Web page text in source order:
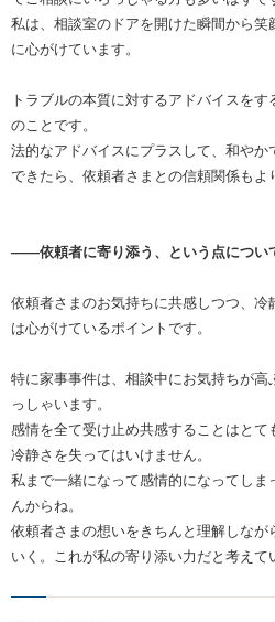
私は、相談室のドアを開けた瞬間から笑
に心がけています。
トラブルの本質に対するアドバイスを
のことです。
法的なアドバイスにプラスして、和や
できたら、依頼者さまとの信頼関係もよ
――依頼者に寄り添う、という点につい
依頼者さまのお気持ちに共感しつつ、冷
は心がけているポイントです。
特に家事事件は、相談中にお気持ちが高
っしゃいます。
感情を全て受け止め共感することはと
冷静さを失ってはいけません。
私まで一緒になって感情的になってし
んからね。
依頼者さまの想いをきちんと理解しなが
いく。これが私の寄り添い力だと考えて